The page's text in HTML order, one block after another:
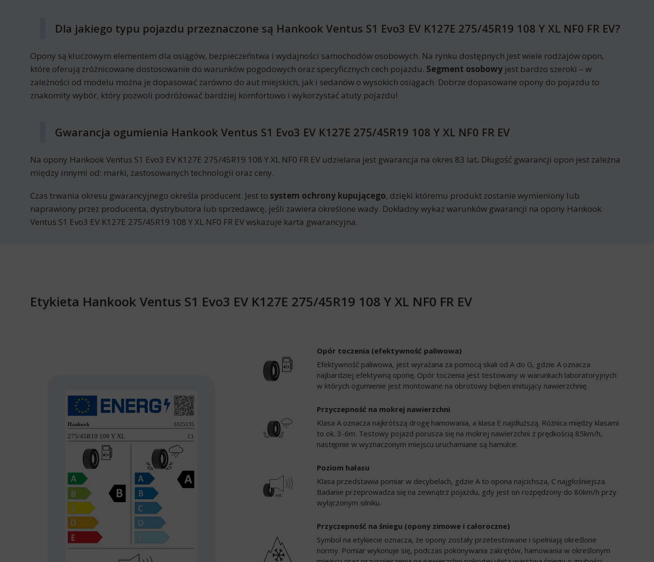
Dla jakiego typu pojazdu przeznaczone są Hankook Ventus S1 Evo3 EV K127E 275/45R19 108 Y XL NF0 FR EV?
Opony są kluczowym elementem dla osiągów, bezpieczeństwa i wydajności samochodów osobowych. Na rynku dostępnych jest wiele rodzajów opon,
które oferują zróżnicowane dostosowanie do warunków pogodowych oraz specyficznych cech pojazdu. Segment osobowy jest bardzo szeroki – w
zależności od modelu można je dopasować zarówno do aut miejskich, jak i sedanów o wysokich osiągach. Dobrze dopasowane opony do pojazdu to
znakomity wybór, który pozwoli podróżować bardziej komfortowo i wykorzystać atuty pojazdu!
Gwarancja ogumienia Hankook Ventus S1 Evo3 EV K127E 275/45R19 108 Y XL NF0 FR EV
Na opony Hankook Ventus S1 Evo3 EV K127E 275/45R19 108 Y XL NF0 FR EV udzielana jest gwarancja na okres 83 lat. Długość gwarancji opon jest zależna
między innymi od: marki, zastosowanych technologii oraz ceny.
Czas trwania okresu gwarancyjnego określa producent. Jest to system ochrony kupującego, dzięki któremu produkt zostanie wymieniony lub
naprawiony przez producenta, dystrybutora lub sprzedawcę, jeśli zawiera określone wady. Dokładny wykaz warunków gwarancji na opony Hankook
Ventus S1 Evo3 EV K127E 275/45R19 108 Y XL NF0 FR EV wskazuje karta gwarancyjna.
Etykieta Hankook Ventus S1 Evo3 EV K127E 275/45R19 108 Y XL NF0 FR EV
Opór toczenia (efektywność paliwowa)
Efektywność paliwowa, jest wyrażana za pomocą skali od A do G, gdzie A oznacza
najbardziej efektywną oponę. Opór toczenia jest testowany w warunkach laboratoryjnych
w których ogumienie jest montowane na obrotowy bęben imitujący nawierzchnię.
Przyczepność na mokrej nawierzchni
Klasa A oznacza najkrótszą drogę hamowania, a klasa E najdłuższą. Różnica między klasami
to ok. 3-6m. Testowy pojazd porusza się na mokrej nawierzchni z prędkością 85km/h,
następnie w wyznaczonym miejscu uruchamiane są hamulce.
Poziom hałasu
Klasa przedstawia pomiar w decybelach, gdzie A to opona najcichsza, C najgłośniejsza.
Badanie przeprowadza się na zewnątrz pojazdu, gdy jest on rozpędzony do 80km/h przy
wyłączonym silniku.
Przyczepność na śniegu (opony zimowe i całoroczne)
Symbol na etykiecie oznacza, że opony zostały przetestowane i spełniają określone
normy. Pomiar wykonuje się, podczas pokonywania zakrętów, hamowania w określonym